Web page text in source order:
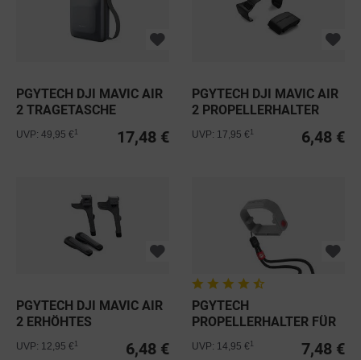
PGYTECH DJI MAVIC AIR
2 TRAGETASCHE
17,48 €
UVP: 49,95 €
PGYTECH DJI MAVIC AIR
2 PROPELLERHALTER
6,48 €
UVP: 17,95 €
PGYTECH DJI MAVIC AIR
2 ERHÖHTES
LANDEGESTELL
6,48 €
UVP: 12,95 €
PGYTECH
PROPELLERHALTER FÜR
MAVIC MINI & MINI 2
7,48 €
UVP: 14,95 €